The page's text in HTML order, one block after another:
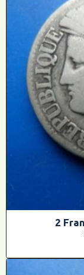
2